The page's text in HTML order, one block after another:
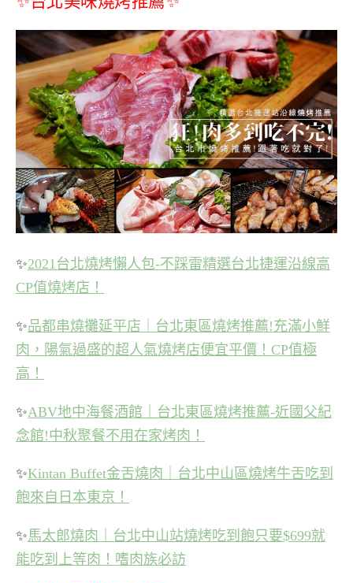
✨2021台北燒烤懶人包-不踩雷精選台北捷運沿線高
CP值燒烤店！
✨品都串燒攤延平店｜台北東區燒烤推薦!充滿小鮮
肉，陽氣過盛的超人氣燒烤店便宜平價！CP值極
高！
✨ABV地中海餐酒館｜台北東區燒烤推薦-近國父紀
念館!中秋聚餐不用在家烤肉！
✨Kintan Buffet金舌燒肉｜台北中山區燒烤牛舌吃到
飽來自日本東京！
✨馬太郎燒肉｜台北中山站燒烤吃到飽只要$699就
能吃到上等肉！嗜肉族必訪